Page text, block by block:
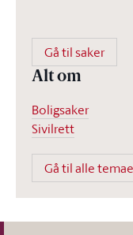
Gå til saker
Alt om
Boligsaker
Sivilrett
Gå til alle